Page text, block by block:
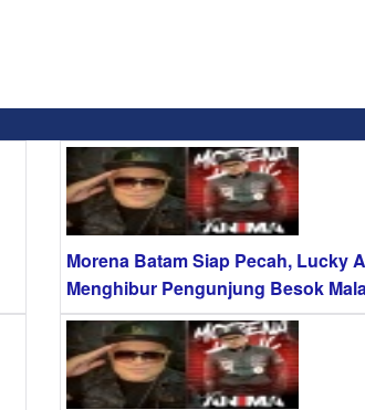
Morena Batam Siap Pecah, Lucky
Menghibur Pengunjung Besok